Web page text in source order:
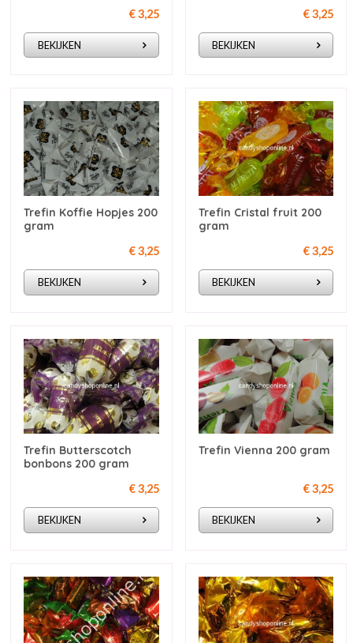
€ 3,25
BEKIJKEN
€ 3,25
BEKIJKEN
Trefin Koffie Hopjes 200
gram
€ 3,25
BEKIJKEN
Trefin Cristal fruit 200
gram
€ 3,25
BEKIJKEN
Trefin Butterscotch
bonbons 200 gram
€ 3,25
BEKIJKEN
Trefin Vienna 200 gram
€ 3,25
BEKIJKEN